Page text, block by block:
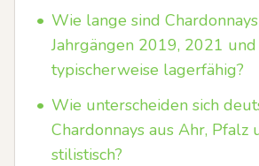
• Wie lange sind
Jahrgängen 2019, 2021
typischerweise lagerfähig?
• Wie unterscheiden sich
Chardonnays aus Ahr, Pfalz
stilistisch?